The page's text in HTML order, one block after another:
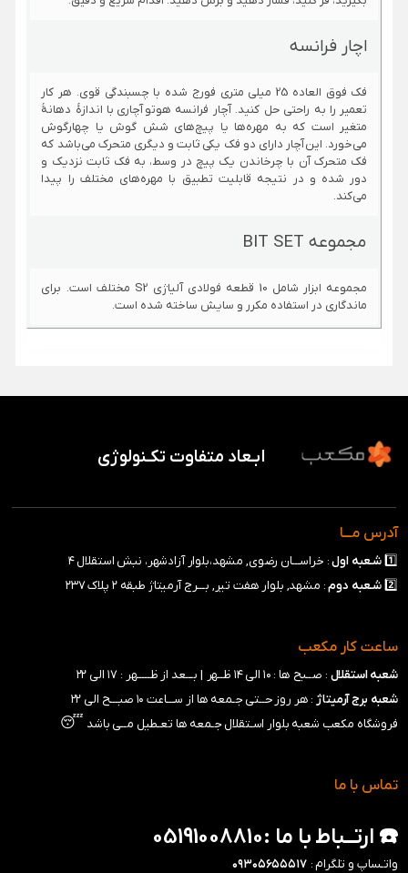
اچار فرانسه
فک فوق العاده 25 میلی متری فورج شده با چسبندگی قوی. هر کار
تعمیر را به راحتی حل کنید. آچار فرانسه هوتو آچاری با اندازهٔ دهانهٔ
متغیر است که به مهره‌ها یا پیچ‌های شش گوش یا چهارگوش
می‌خورد. این آچار دارای دو فک یکی ثابت و دیگری متحرک می‌باشد که
فک متحرک آن با چرخاندن یک پیچ در وسط، به فک ثابت نزدیک و
دور شده و در نتیجه قابلیت تطبیق با مهره‌های مختلف را پیدا
می‌کند.
مجموعه BIT SET
مجموعه ابزار شامل 10 قطعه فولادی آلیاژی S2 مختلف است. برای
ماندگاری در استفاده مکرر و سایش ساخته شده است.
ابـعاد متفاوت تکـنولوژی
آدرس مـــا
1️⃣ شـعبه اول: خراســـان رضوی, مشهد،بلوار آزادشهر، نبش استقلال ۴
2️⃣ شـعبه دوم: مشهد, بلوار هفت تیر, بـــرج آرمیتاژ طبقه ۲ پلاک ۲۳۷
ساعت کار مکعب
شعبه استقلال : صــبح ها : ۱۰ الی ۱۴ ظــهر |
بـــعد از ظـــــهر : ۱۷ الی ۲۲
شعبه برج آرمیتاژ : هر روز حــتی جـمعه ها از ســـاعت ۱۰ صبـــح الی ۲۲
فروشگاه مکعب شعبه بلوار اسـتقلال جـمعه ها تعـطیل مــی باشد 😴
تماس با ما
☎️ ارتــباط با ما :05191008810
واتـساپ و تلگرام : ۰۹۳۰۵۶۵۵۵۱۷